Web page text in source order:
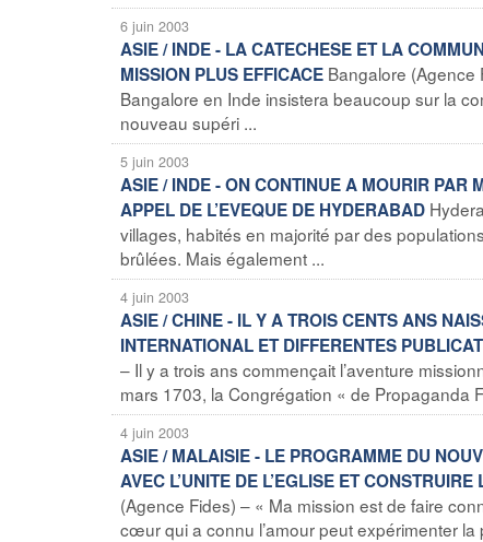
6 juin 2003
ASIE / INDE - LA CATECHESE ET LA
MISSION PLUS EFFICACE Bangalore (Agence
Bangalore en Inde insistera beaucoup sur la
nouveau supéri ...
5 juin 2003
ASIE / INDE - ON CONTINUE A MOURIR PAR
APPEL DE L’EVEQUE DE HYDERABAD
villages, habités en majorité par des
brûlées. Mais également ...
4 juin 2003
ASIE / CHINE - IL Y A TROIS CENTS ANS
INTERNATIONAL ET DIFFERENTES
– Il y a trois ans commençait l’aventure
mars 1703, la Congrégation « de Propaganda
4 juin 2003
ASIE / MALAISIE - LE PROGRAMME DU
AVEC L’UNITE DE L’EGLISE ET
(Agence Fides) – « Ma mission est de faire
cœur qui a connu l’amour peut expérimenter la